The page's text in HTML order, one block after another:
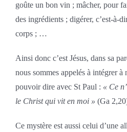
goûte un bon vin ; mâcher, pour
des ingrédients ; digérer, c’est-à-
corps ; …
Ainsi donc c’est Jésus, dans sa
nous sommes appelés à intégrer à
pouvoir dire avec St Paul : « Ce
le Christ qui vit en moi » (Ga
Ce mystère est aussi celui d’une